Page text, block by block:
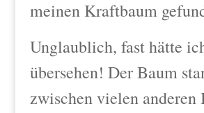
meinen Kraftbaum
Unglaublich, fast hätte
übersehen! Der Baum
zwischen vielen anderen